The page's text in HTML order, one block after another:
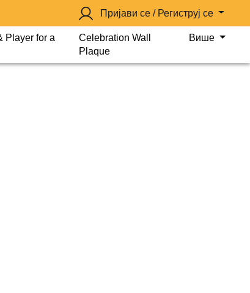
Пријави се / Региструј се
Player for a
Celebration Wall
Plaque
Више